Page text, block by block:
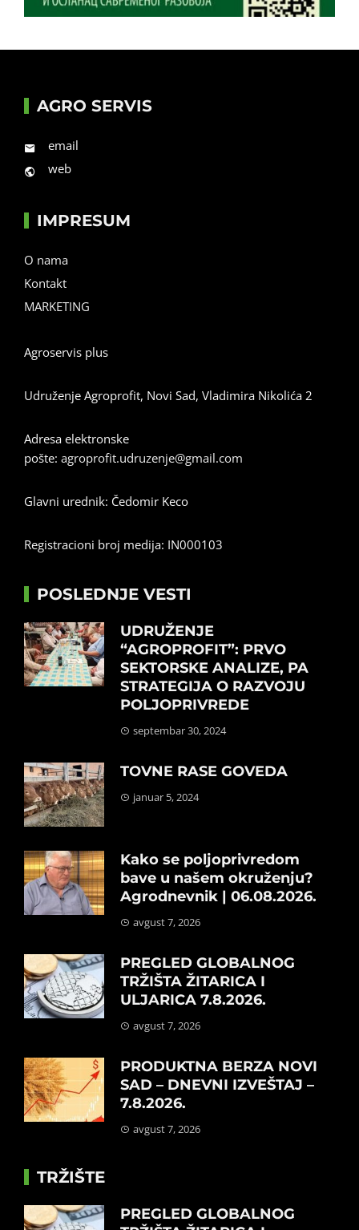
AGRO SERVIS
email
web
IMPRESUM
O nama
Kontakt
MARKETING
Agroservis plus
Udruženje Agroprofit, Novi Sad, Vladimira Nikolića 2
Adresa elektronske
pošte: agroprofit.udruzenje@gmail.com
Glavni urednik: Čedomir Keco
Registracioni broj medija: IN000103
POSLEDNJE VESTI
UDRUŽENJE
“AGROPROFIT”: PRVO
SEKTORSKE ANALIZE, PA
STRATEGIJA O RAZVOJU
POLJOPRIVREDE
septembar 30, 2024
TOVNE RASE GOVEDA
januar 5, 2024
Kako se poljoprivredom
bave u našem okruženju?
Agrodnevnik | 06.08.2026.
avgust 7, 2026
PREGLED GLOBALNOG
TRŽIŠTA ŽITARICA I
ULJARICA 7.8.2026.
avgust 7, 2026
PRODUKTNA BERZA NOVI
SAD – DNEVNI IZVEŠTAJ –
7.8.2026.
avgust 7, 2026
TRŽIŠTE
PREGLED GLOBALNOG